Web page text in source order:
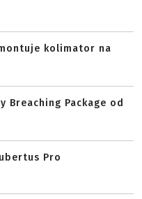
kolimator na
Breaching Package od
Pro